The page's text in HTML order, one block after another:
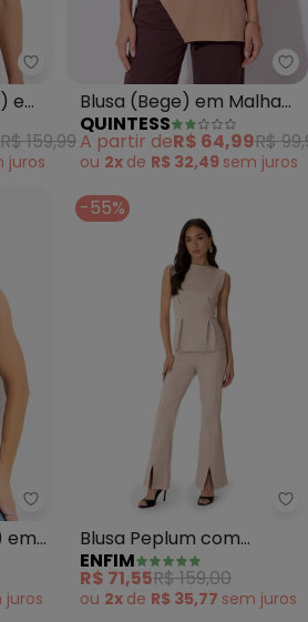
Quintess - Top sem Alça
em
R$ 159,99
juros
Blusa (Bege) em Malha
Tricô
QUINTESS
A partir deR$ 64,99R$
ou 2x de R$ 32,49 sem juros
Quintess - Blusa (Étnico
em
juros
-55%
Blusa Peplum com
Pences (Areia)
ENFIM
R$ 71,55R$ 159,00
ou 2x de R$ 35,77 sem juros